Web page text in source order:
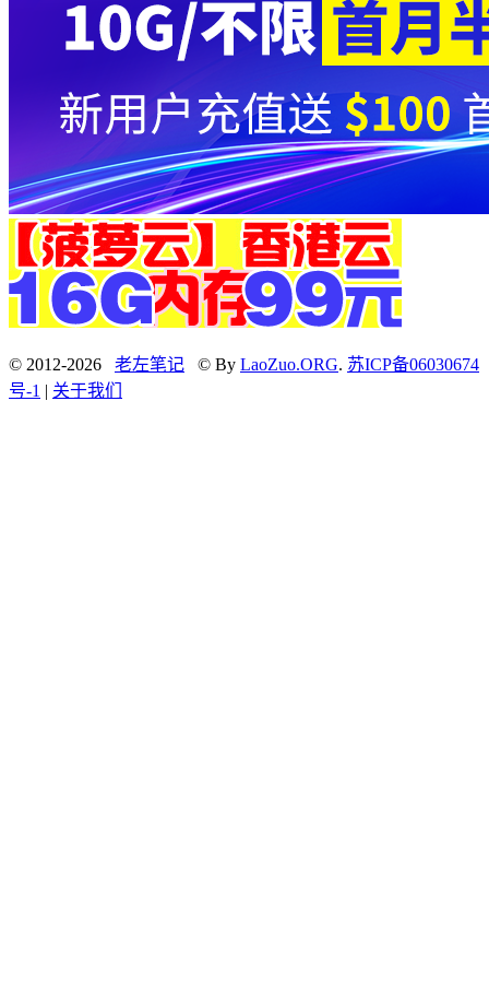
© 2012-2026 老左笔记 © By LaoZuo.ORG. 苏ICP备06030674
号-1 | 关于我们